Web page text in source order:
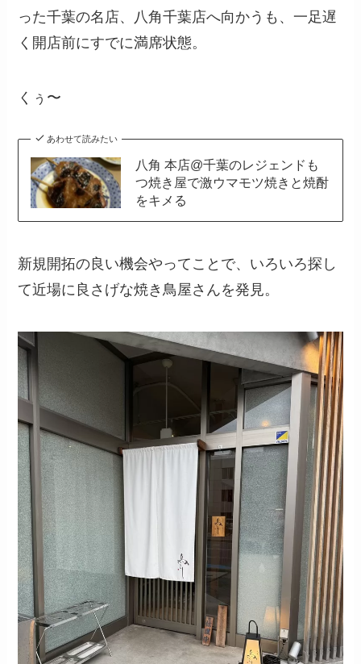
った千葉の名店、八角千葉店へ向かうも、一足遅
く開店前にすでに満席状態。
くぅ〜
あわせて読みたい
八角 本店@千葉のレジェンドも
つ焼き屋で激ウマモツ焼きと焼酎
をキメる
新規開拓の良い機会やってことで、いろいろ探し
て近場に良さげな焼き鳥屋さんを発見。